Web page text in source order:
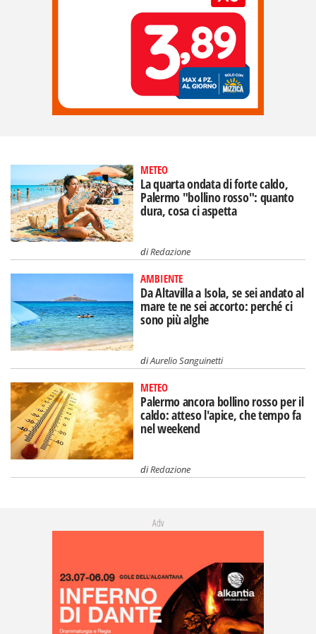
METEO
La quarta ondata di forte caldo,
Palermo "bollino rosso": quanto
dura, cosa ci aspetta
diRedazione
AMBIENTE
Da Altavilla a Isola, se sei andato al
mare te ne sei accorto: perché ci
sono più alghe
diAurelio Sanguinetti
METEO
Palermo ancora bollino rosso per il
caldo: atteso l'apice, che tempo fa
nel weekend
diRedazione
Adv